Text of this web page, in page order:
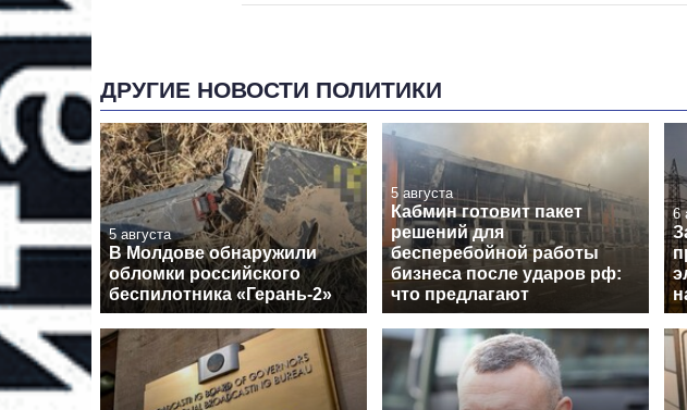
ДРУГИЕ НОВОСТИ ПОЛИТИКИ
5 августа
В Молдове обнаружили
обломки российского
беспилотника «Герань-2»
5 августа
Кабмин готовит пакет
решений для
бесперебойной работы
бизнеса после ударов рф:
что предлагают
6